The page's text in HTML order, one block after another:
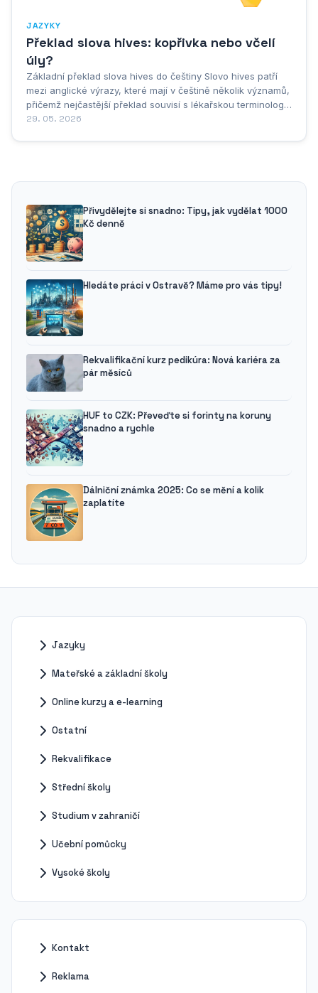
JAZYKY
Překlad slova hives: kopřivka nebo včelí
úly?
Základní překlad slova hives do češtiny Slovo hives patří
mezi anglické výrazy, které mají v češtině několik významů,
přičemž nejčastější překlad souvisí s lékařskou terminologií.
Základní a nejběžnější překlad slova hives do češtiny je
29. 05. 2026
Přivydělejte si snadno: Tipy, jak vydělat 1000
Kč denně
Hledáte práci v Ostravě? Máme pro vás tipy!
Rekvalifikační kurz pedikúra: Nová kariéra za
pár měsíců
HUF to CZK: Převeďte si forinty na koruny
snadno a rychle
Dálniční známka 2025: Co se mění a kolik
zaplatíte
Jazyky
Mateřské a základní školy
Online kurzy a e-learning
Ostatní
Rekvalifikace
Střední školy
Studium v zahraničí
Učební pomůcky
Vysoké školy
Kontakt
Reklama